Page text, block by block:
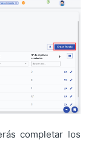
completar los